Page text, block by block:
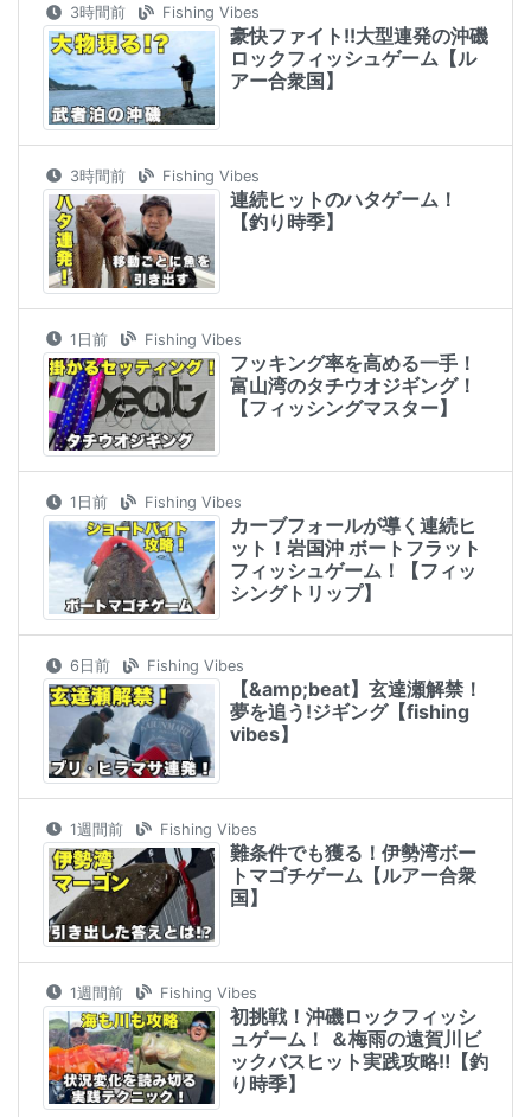
3時間前 Fishing Vibes
豪快ファイト!!大型連発の沖磯
ロックフィッシュゲーム【ル
アー合衆国】
3時間前 Fishing Vibes
連続ヒットのハタゲーム！
【釣り時季】
1日前 Fishing Vibes
フッキング率を高める一手！
富山湾のタチウオジギング！
【フィッシングマスター】
1日前 Fishing Vibes
カーブフォールが導く連続ヒ
ット！岩国沖 ボートフラット
フィッシュゲーム！【フィッ
シングトリップ】
6日前 Fishing Vibes
【&amp;beat】玄達瀬解禁！
夢を追う!ジギング【fishing
vibes】
1週間前 Fishing Vibes
難条件でも獲る！伊勢湾ボー
トマゴチゲーム【ルアー合衆
国】
1週間前 Fishing Vibes
初挑戦！沖磯ロックフィッシ
ュゲーム！ ＆梅雨の遠賀川ビ
ックバスヒット実践攻略‼︎【釣
り時季】